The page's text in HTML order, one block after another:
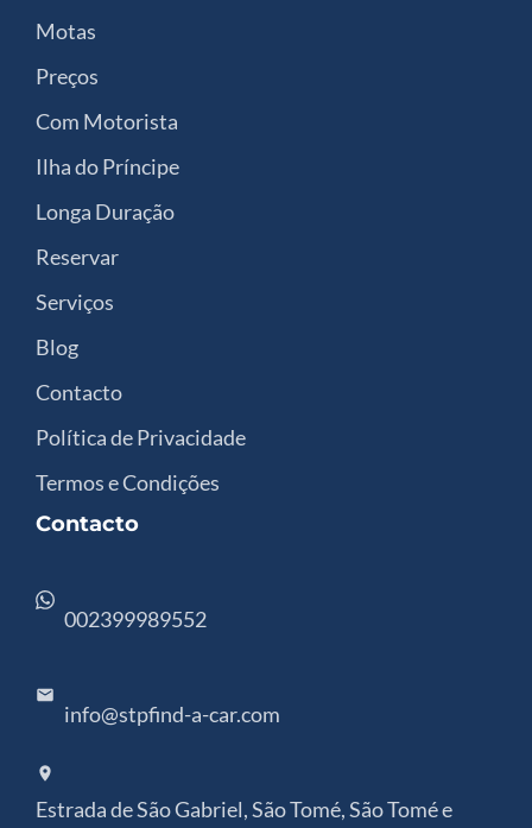
Motas
Preços
Com Motorista
Ilha do Príncipe
Longa Duração
Reservar
Serviços
Blog
Contacto
Política de Privacidade
Termos e Condições
Contacto
002399989552
info@stpfind-a-car.com
Estrada de São Gabriel, São Tomé, São Tomé e